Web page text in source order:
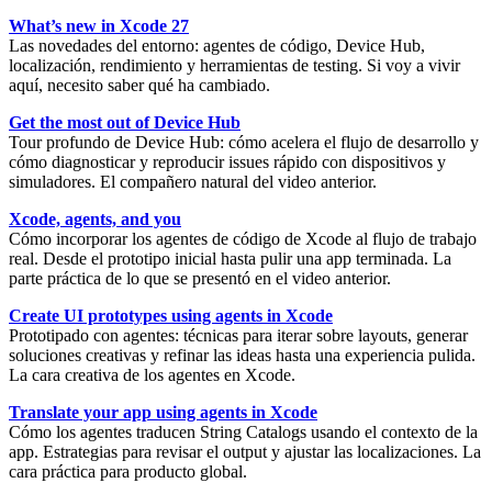
What’s new in Xcode 27
Las novedades del entorno: agentes de código, Device Hub,
localización, rendimiento y herramientas de testing. Si voy a vivir
aquí, necesito saber qué ha cambiado.
Get the most out of Device Hub
Tour profundo de Device Hub: cómo acelera el flujo de desarrollo y
cómo diagnosticar y reproducir issues rápido con dispositivos y
simuladores. El compañero natural del video anterior.
Xcode, agents, and you
Cómo incorporar los agentes de código de Xcode al flujo de trabajo
real. Desde el prototipo inicial hasta pulir una app terminada. La
parte práctica de lo que se presentó en el video anterior.
Create UI prototypes using agents in Xcode
Prototipado con agentes: técnicas para iterar sobre layouts, generar
soluciones creativas y refinar las ideas hasta una experiencia pulida.
La cara creativa de los agentes en Xcode.
Translate your app using agents in Xcode
Cómo los agentes traducen String Catalogs usando el contexto de la
app. Estrategias para revisar el output y ajustar las localizaciones. La
cara práctica para producto global.